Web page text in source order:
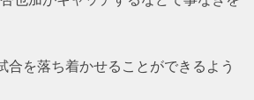
合を落ち着かせることができるよう